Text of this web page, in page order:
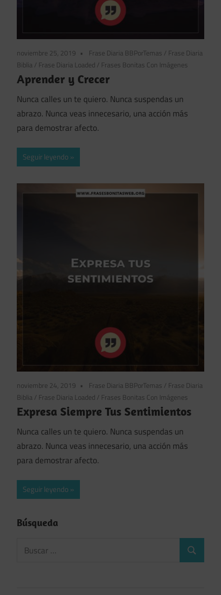
noviembre 25, 2019 Frase Diaria BBPorTemas / Frase Diaria
Biblia / Frase Diaria Loaded / Frases Bonitas Con Imágenes
Aprender y Crecer
Nunca calles un te quiero. Nunca suspendas un
abrazo. Nunca veas innecesario, una acción más
para demostrar afecto.
Seguir leyendo
noviembre 24, 2019 Frase Diaria BBPorTemas / Frase Diaria
Biblia / Frase Diaria Loaded / Frases Bonitas Con Imágenes
Expresa Siempre Tus Sentimientos
Nunca calles un te quiero. Nunca suspendas un
abrazo. Nunca veas innecesario, una acción más
para demostrar afecto.
Seguir leyendo
Búsqueda